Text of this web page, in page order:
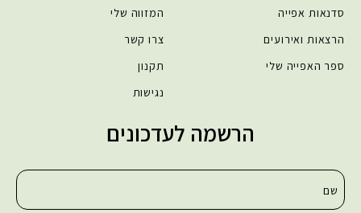
סדנאות אפייה
הרצאות ואירועים
ספר האפייה שלי
המזווה שלי
צרו קשר
תקנון
נגישות
הרשמה לעדכונים